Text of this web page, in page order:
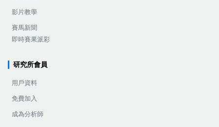
影片教學
賽馬新聞
即時賽果派彩
研究所會員
用戶資料
免費加入
成為分析師